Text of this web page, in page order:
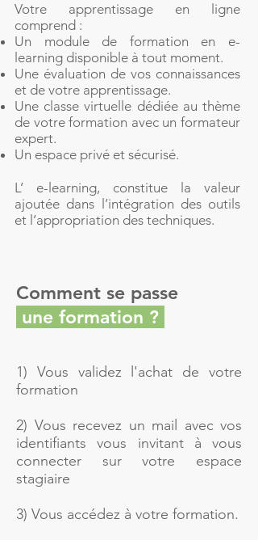
Votre apprentissage en ligne
comprend :
Un module de formation en e-
learning disponible à tout moment.
Une évaluation de vos connaissances
et de votre apprentissage.
Une classe virtuelle dédiée au thème
de votre formation avec un formateur
expert.
Un espace privé et sécurisé.
L’ e-learning, constitue la valeur
ajoutée dans l’intégration des outils
et l’appropriation des techniques.
Comment se passe
une formation ?
1) Vous validez l'achat de votre
formation
2) Vous recevez un mail avec vos
identifiants vous invitant à vous
connecter sur votre espace
stagiaire
3) Vous accédez à votre formation.